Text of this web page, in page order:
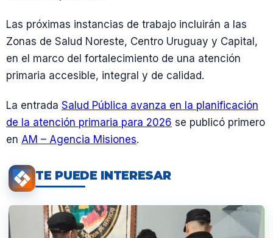
Las próximas instancias de trabajo incluirán a las
Zonas de Salud Noreste, Centro Uruguay y Capital,
en el marco del fortalecimiento de una atención
primaria accesible, integral y de calidad.
La entrada Salud Pública avanza en la planificación
de la atención primaria para 2026 se publicó primero
en AM – Agencia Misiones.
TE PUEDE INTERESAR